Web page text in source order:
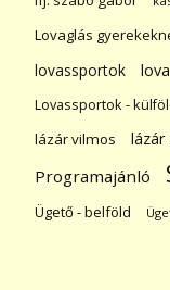
Lovaglás
lovassportok
Lovassportok -
lázár vilmos lázár
Programajánló
Ügető - belföld